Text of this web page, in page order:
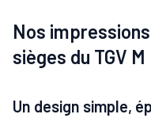
Nos
sièges du TGV M
Un design simple,